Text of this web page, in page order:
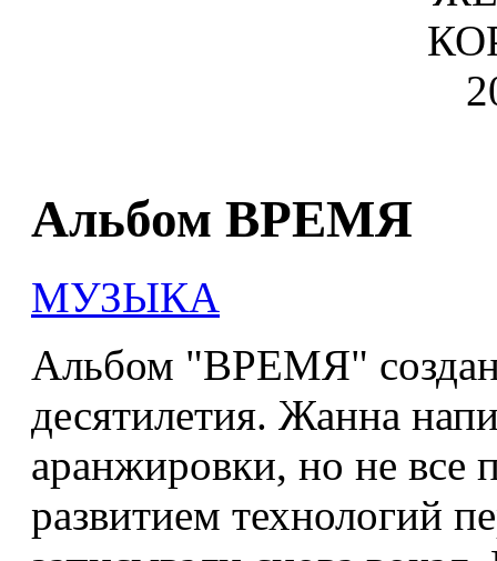
Альбом ВРЕМЯ
МУЗЫКА
Альбом "ВРЕМЯ" создан
десятилетия. Жанна
аранжировки, но не все
развитием технологий
записывали снова вокал.
создана большая
мужским балетом и
концертной программы